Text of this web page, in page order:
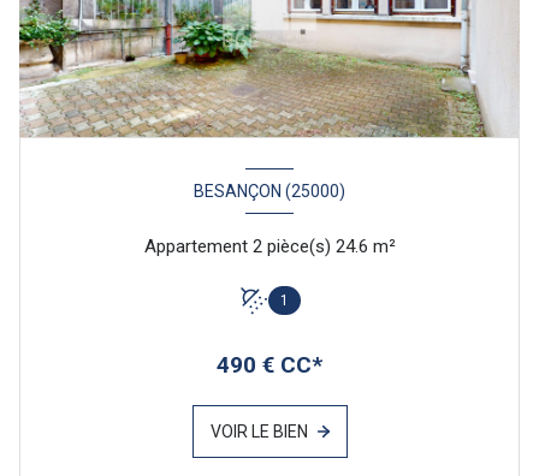
BESANÇON (25000)
Appartement 2 pièce(s) 24.6 m²
1
490 € CC*
VOIR LE BIEN